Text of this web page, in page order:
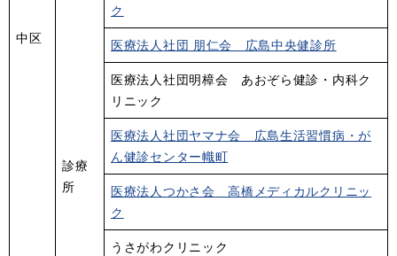
中区
診療
所
ク
医療法人社団 朋仁会 広島中央健診所
医療法人社団明樟会 あおぞら健診・内科ク
リニック
医療法人社団ヤマナ会 広島生活習慣病・が
ん健診センター幟町
医療法人つかさ会 高橋メディカルクリニッ
ク
うさがわクリニック